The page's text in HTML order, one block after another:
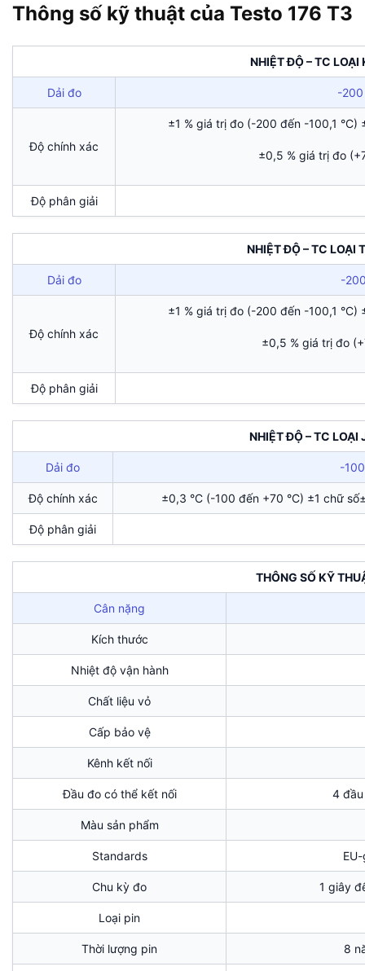
Thông số kỹ thuật của Testo 176 T3
NHIỆT ĐỘ – TC LOẠI
Dải đo -200
Độ chính xác
±1 % giá trị đo (-200 đến -100,1
±0,5 % giá trị đo
Độ phân giải
NHIỆT ĐỘ – TC LOẠI
Dải đo -
Độ chính xác
±1 % giá trị đo (-200 đến -100,1
±0,5 % giá trị đo
Độ phân giải
NHIỆT ĐỘ – TC LOẠI
Dải đo -
Độ chính xác ±0,3 °C (-100 đến +70 °C) ±1 chữ
Độ phân giải
THÔNG SỐ KỸ
Cân nặng
Kích thước
Nhiệt độ vận hành
Chất liệu vỏ
Cấp bảo vệ
Kênh kết nối
Đầu đo có thể kết nối 4
Màu sản phẩm
Standards
Chu kỳ đo 1 giây
Loại pin
Thời lượng pin 8